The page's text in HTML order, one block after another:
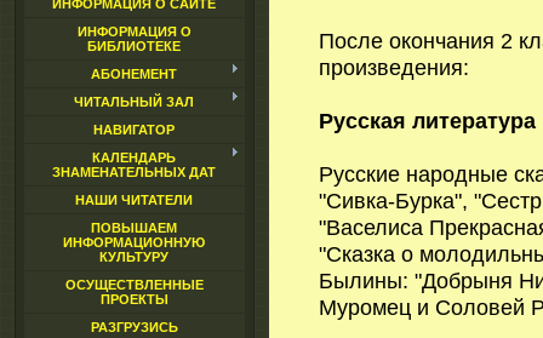
ИНФОРМАЦИЯ О САЙТЕ
ИНФОРМАЦИЯ О
БИБЛИОТЕКЕ
АБОНЕМЕНТ
ЧИТАЛЬНЫЙ ЗАЛ
НАВИГАТОР
КАЛЕНДАРЬ
ЗНАМЕНАТЕЛЬНЫХ ДАТ
НАШИ ЧИТАТЕЛИ
ПОВЫШАЕМ
ИНФОРМАЦИОННУЮ
КУЛЬТУРУ
ОСУЩЕСТВЛЕННЫЕ
ПРОЕКТЫ
РАЗГРУЗИСЬ
После окончания 2
произведения:
Русская литература
Русские народные
"Сивка-Бурка",
"Васелиса
"Сказка о
Былины: "Добрыня
Муромец и Соловей